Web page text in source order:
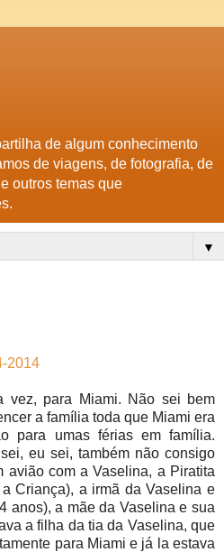
de algum conhecimento
de viagens, de fotografia, de
outros temas que
▼
2014
vez, para Miami. Não sei bem
a família toda que Miami era
para umas férias em família.
eu sei, também não consigo
avião com a Vaselina, a Piratita
Criança), a irmã da Vaselina e
anos), a mãe da Vaselina e sua
a filha da tia da Vaselina, que
para Miami e já la estava